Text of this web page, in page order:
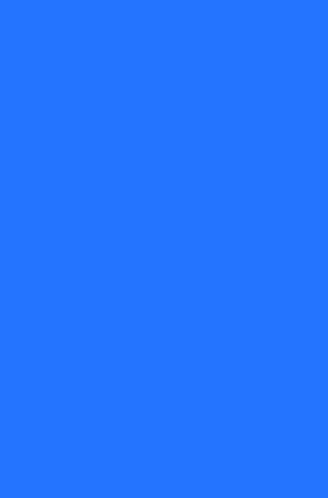
Después de años de rumores,
. Sí,
tomar el micrófono que dejó en
Fans de todo el mundo
inicio, también fue parte del